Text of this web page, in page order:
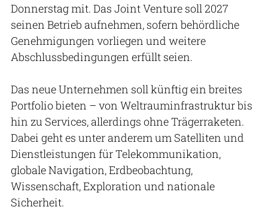
Donnerstag mit. Das Joint Venture soll 2027
seinen Betrieb aufnehmen, sofern behördliche
Genehmigungen vorliegen und weitere
Abschlussbedingungen erfüllt seien.
Das neue Unternehmen soll künftig ein breites
Portfolio bieten – von Weltrauminfrastruktur bis
hin zu Services, allerdings ohne Trägerraketen.
Dabei geht es unter anderem um Satelliten und
Dienstleistungen für Telekommunikation,
globale Navigation, Erdbeobachtung,
Wissenschaft, Exploration und nationale
Sicherheit.